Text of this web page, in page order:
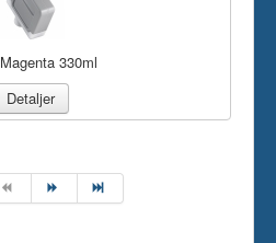
330ml
Detaljer